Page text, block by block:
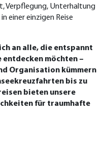
Verpflegung, Unterhaltung
einer einzigen Reise
an alle, die entspannt
möchten –
Organisation kümmern
bis zu
bieten unsere
für traumhafte